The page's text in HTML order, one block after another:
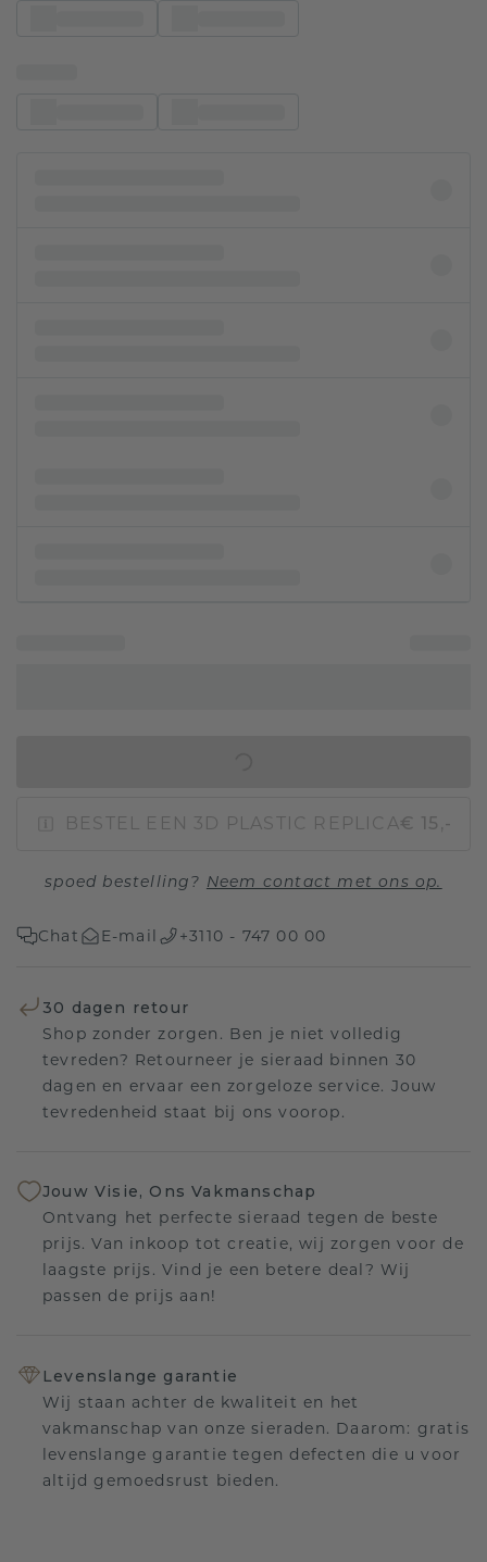
BESTEL EEN 3D PLASTIC REPLICA€ 15,-
spoed bestelling? Neem contact met ons op.
Chat E-mail +3110 - 747 00 00
30 dagen retour
Shop zonder zorgen. Ben je niet volledig
tevreden? Retourneer je sieraad binnen 30
dagen en ervaar een zorgeloze service. Jouw
tevredenheid staat bij ons voorop.
Jouw Visie, Ons Vakmanschap
Ontvang het perfecte sieraad tegen de beste
prijs. Van inkoop tot creatie, wij zorgen voor de
laagste prijs. Vind je een betere deal? Wij
passen de prijs aan!
Levenslange garantie
Wij staan achter de kwaliteit en het
vakmanschap van onze sieraden. Daarom: gratis
levenslange garantie tegen defecten die u voor
altijd gemoedsrust bieden.